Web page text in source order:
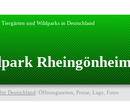
und Wildparks in Deutschland
Deutschland: Öffnungszeiten, Preise, Lage, Fotos